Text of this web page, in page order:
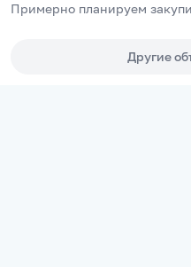
Примерно планируем
Другие